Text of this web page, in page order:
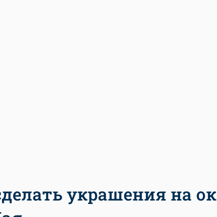
украшения на